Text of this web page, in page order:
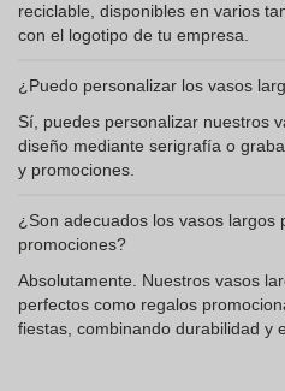
reciclable, disponibles en varios
con el logotipo de tu empresa.
¿Puedo personalizar los vasos
Sí, puedes personalizar nuestros
diseño mediante serigrafía o
y promociones.
¿Son adecuados los vasos largos
promociones?
Absolutamente. Nuestros vasos
perfectos como regalos
fiestas, combinando durabilidad y